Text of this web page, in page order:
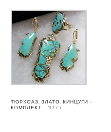
ТЮРКОАЗ, ЗЛАТО, КИНЦУГИ –
КОМПЛЕКТ – N775